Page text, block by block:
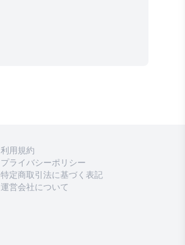
利用規約
プライバシーポリシー
特定商取引法に基づく表記
運営会社について